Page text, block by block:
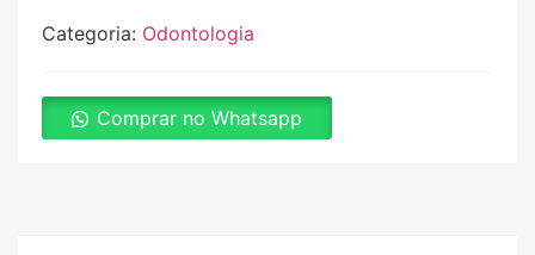
Categoria: Odontologia
Comprar no Whatsapp